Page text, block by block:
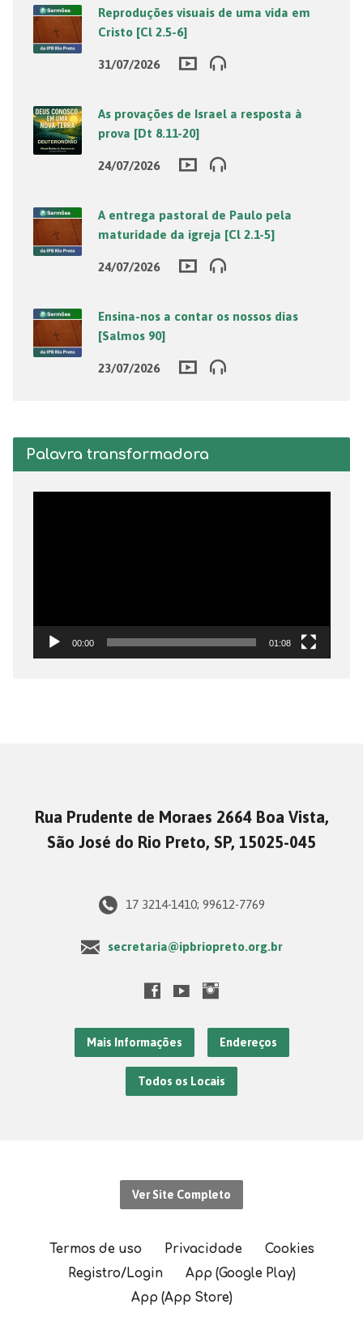
Reproduções visuais de uma vida em
Cristo [Cl 2.5-6]
31/07/2026
As provações de Israel a resposta à
prova [Dt 8.11-20]
24/07/2026
A entrega pastoral de Paulo pela
maturidade da igreja [Cl 2.1-5]
24/07/2026
Ensina-nos a contar os nossos dias
[Salmos 90]
23/07/2026
Palavra transformadora
00:00 01:08
Rua Prudente de Moraes 2664 Boa Vista,
São José do Rio Preto, SP, 15025-045
17 3214-1410; 99612-7769
secretaria@ipbriopreto.org.br
Mais Informações Endereços
Todos os Locais
Ver Site Completo
Termos de uso Privacidade
Cookies
Registro/Login
App (Google Play)
App (App Store)